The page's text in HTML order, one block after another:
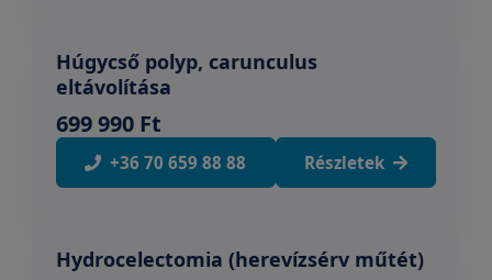
Húgycső polyp, carunculus
eltávolítása
699 990 Ft
+36 70 659 88 88 Részletek
Hydrocelectomia (herevízsérv műtét)